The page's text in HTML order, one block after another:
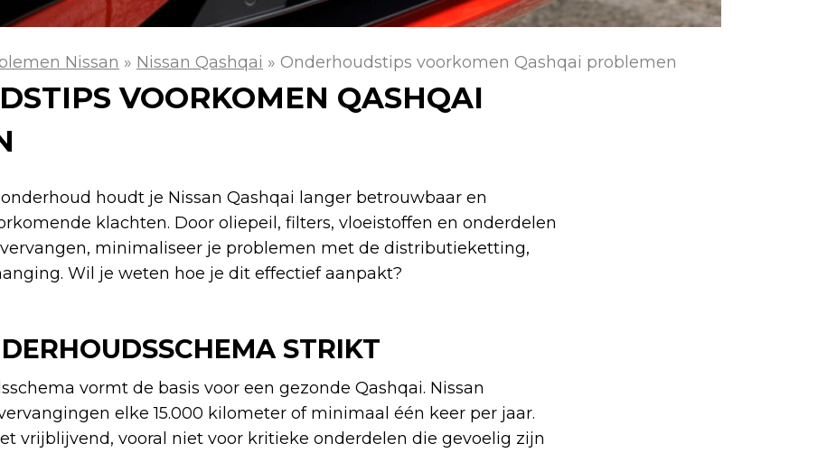
Nissan » Nissan Qashqai » Onderhoudstips voorkomen Qashqai problemen
VOORKOMEN QASHQAI
houdt je Nissan Qashqai langer betrouwbaar en
klachten. Door oliepeil, filters, vloeistoffen en onderdelen
minimaliseer je problemen met de distributieketting,
Wil je weten hoe je dit effectief aanpakt?
STRIKT
vormt de basis voor een gezonde Qashqai. Nissan
elke 15.000 kilometer of minimaal één keer per jaar.
vrijblijvend, vooral niet voor kritieke onderdelen die gevoelig zijn